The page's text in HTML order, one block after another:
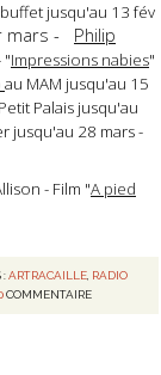
jusqu'au 13 fév
mars - Philip
"Impressions nabies"
au MAM jusqu'au 15
Palais jusqu'au
jusqu'au 28 mars -
- Film "A pied
:ARTRACAILLE RADIO
COMMENTAIRE